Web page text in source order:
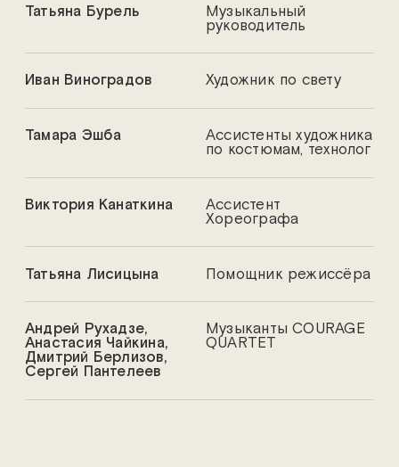
Татьяна Бурель Музыкальный
руководитель
Иван Виноградов Художник по свету
Тамара Эшба Ассистенты художника
по костюмам, технолог
Виктория Канаткина Ассистент
Хореографа
Татьяна Лисицына Помощник режиссёра
Андрей Рухадзе,
Анастасия Чайкина,
Дмитрий Берлизов,
Сергей Пантелеев
Музыканты COURAGE
QUARTET